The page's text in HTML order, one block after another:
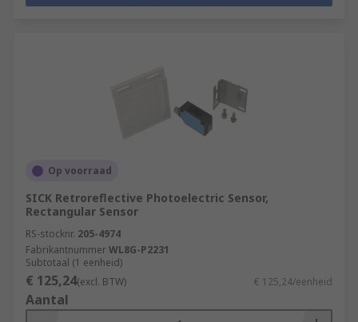
Op voorraad
SICK Retroreflective Photoelectric Sensor,
Rectangular Sensor
RS-stocknr. 205-4974
FabrikantnummerWL8G-P2231
Subtotaal (1 eenheid)
€ 125,24(excl. BTW) € 125,24/eenheid
Aantal